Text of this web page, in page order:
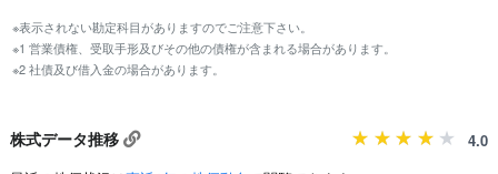
※表示されない勘定科目がありますのでご注意下さい。
※1 営業債権、受取手形及びその他の債権が含まれる場合があります。
※2 社債及び借入金の場合があります。
株式データ推移
4.0